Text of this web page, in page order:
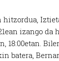
hitzordua,
izango da
18:00etan.
batera,